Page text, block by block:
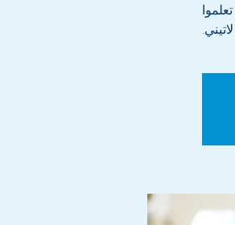
تعلموا